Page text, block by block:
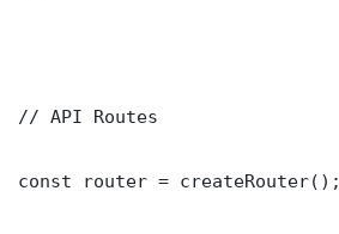
// API Routes
const router = createRouter();